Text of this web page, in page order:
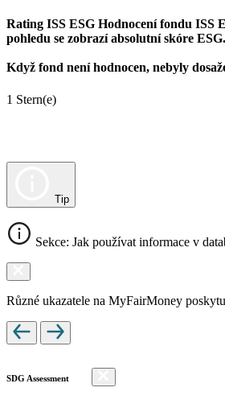
Rating ISS ESG Hodnocení fondu ISS
pohledu se zobrazí absolutní skóre
Když fond není hodnocen, nebyly
1 Stern(e)
Tip
Sekce: Jak používat informace v
Různé ukazatele na MyFairMoney
SDG Assessment